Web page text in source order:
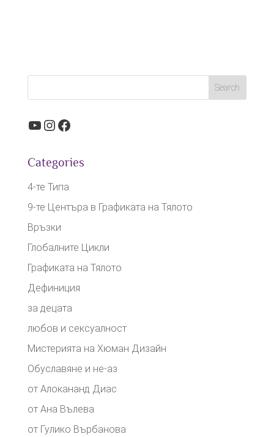
YouTube
Instagram
Facebook
Categories
4-те Типа
9-те Центъра в Графиката на Тялото
Връзки
Глобалните Цикли
Графиката на Тялото
Дефиниция
за децата
любов и сексуалност
Мистерията на Хюман Дизайн
Обуславяне и не-аз
от Алокананд Диас
от Ана Вълева
от Гулико Върбанова